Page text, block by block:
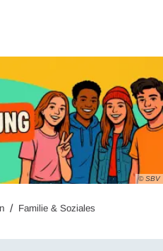
© SBV
Familie & Soziales